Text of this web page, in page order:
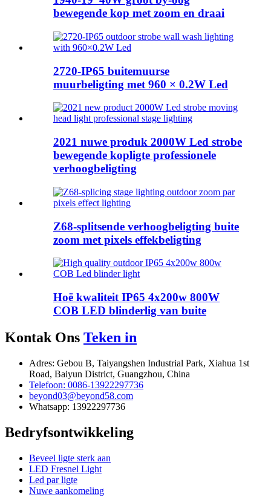
bewegende kop met zoom en draai
2720-IP65 buitemuurse
muurbeligting met 960 × 0.2W Led
2021 nuwe produk 2000W Led strobe
bewegende kopligte professionele
verhoogbeligting
Z68-splitsende verhoogbeligting buite
zoom met pixels effekbeligting
Hoë kwaliteit IP65 4x200w 800W
COB LED blinderlig van buite
Kontak Ons Teken in
Adres: Gebou B, Taiyangshen Industrial Park, Xiahua 1st
Road, Baiyun District, Guangzhou, China
Telefoon: 0086-13922297736
beyond03@beyond58.com
Whatsapp: 13922297736
Bedryfsontwikkeling
Beveel ligte sterk aan
LED Fresnel Light
Led par ligte
Nuwe aankomeling